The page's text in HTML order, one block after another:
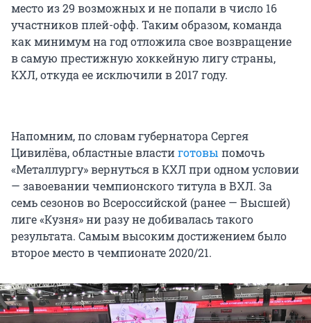
место из 29 возможных и не попали в число 16
участников плей-офф. Таким образом, команда
как минимум на год отложила свое возвращение
в самую престижную хоккейную лигу страны,
КХЛ, откуда ее исключили в 2017 году.
Напомним, по словам губернатора Сергея
Цивилёва, областные властиготовы помочь
«Металлургу» вернуться в КХЛ при одном условии
— завоевании чемпионского титула в ВХЛ. За
семь сезонов во Всероссийской (ранее — Высшей)
лиге «Кузня» ни разу не добивалась такого
результата. Самым высоким достижением было
второе место в чемпионате 2020/21.